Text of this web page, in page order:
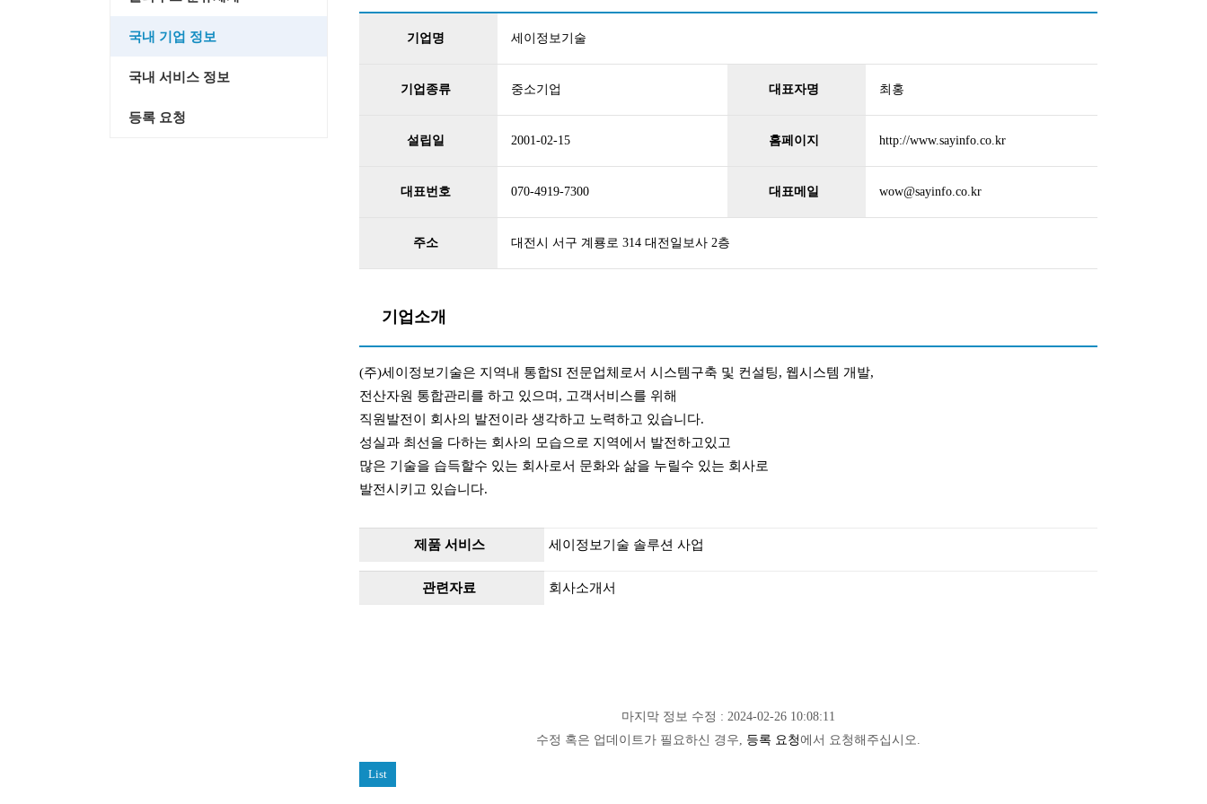
기업명 세이정보기술
기업종류 중소기업 대표자명 최홍
설립일 2001-02-15 홈페이지 http://www.sayinfo.co.kr
대표번호 070-4919-7300 대표메일 wow@sayinfo.co.kr
주소 대전시 서구 계룡로 314 대전일보사 2층
기업소개
(주)세이정보기술은 지역내 통합SI 전문업체로서 시스템구축 및 컨설팅, 웹시스템 개발,
전산자원 통합관리를 하고 있으며, 고객서비스를 위해
직원발전이 회사의 발전이라 생각하고 노력하고 있습니다.
성실과 최선을 다하는 회사의 모습으로 지역에서 발전하고있고
많은 기술을 습득할수 있는 회사로서 문화와 삶을 누릴수 있는 회사로
발전시키고 있습니다.
제품 서비스 세이정보기술 솔루션 사업
관련자료 회사소개서
마지막 정보 수정 : 2024-02-26 10:08:11
수정 혹은 업데이트가 필요하신 경우, 등록 요청에서 요청해주십시오.
List
국내 기업 정보
국내 서비스 정보
등록 요청